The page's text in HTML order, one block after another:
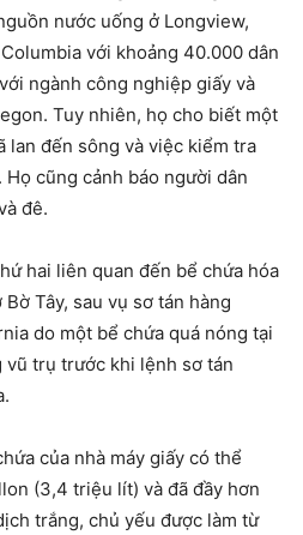
nước uống ở Longview,
với khoảng 40.000 dân
ngành công nghiệp giấy và
Tuy nhiên, họ cho biết một
lan đến sông và việc kiểm tra
cũng cảnh báo người dân
đê.
hai liên quan đến bể chứa hóa
Tây, sau vụ sơ tán hàng
do một bể chứa quá nóng tại
vũ trụ trước khi lệnh sơ tán
của nhà máy giấy có thể
(3,4 triệu lít) và đã đầy hơn
trắng, chủ yếu được làm từ